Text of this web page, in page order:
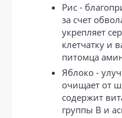
Рис -
за счет
укрепляет
клетчатку и
питомца
Яблоко -
очищает от
содержит
группы B и